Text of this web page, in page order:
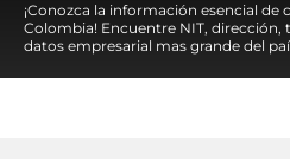
¡Conozca la información esencial de
Colombia! Encuentre NIT, dirección,
datos empresarial mas grande del